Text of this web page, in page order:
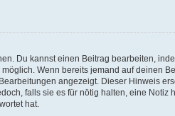
Du kannst einen Beitrag bearbeiten,
Wenn bereits jemand auf deinen
angezeigt. Dieser Hinweis
falls sie es für nötig halten, eine Notiz
hat.